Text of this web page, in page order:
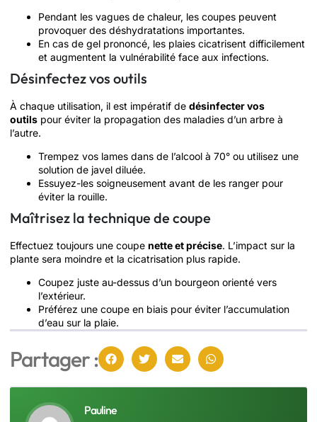
Pendant les vagues de chaleur, les coupes peuvent
provoquer des déshydratations importantes.
En cas de gel prononcé, les plaies cicatrisent difficilement
et augmentent la vulnérabilité face aux infections.
Désinfectez vos outils
À chaque utilisation, il est impératif de désinfecter vos
outils pour éviter la propagation des maladies d’un arbre à
l’autre.
Trempez vos lames dans de l’alcool à 70° ou utilisez une
solution de javel diluée.
Essuyez-les soigneusement avant de les ranger pour
éviter la rouille.
Maîtrisez la technique de coupe
Effectuez toujours une coupe nette et précise. L’impact sur la
plante sera moindre et la cicatrisation plus rapide.
Coupez juste au-dessus d’un bourgeon orienté vers
l’extérieur.
Préférez une coupe en biais pour éviter l’accumulation
d’eau sur la plaie.
Partager :
Pauline